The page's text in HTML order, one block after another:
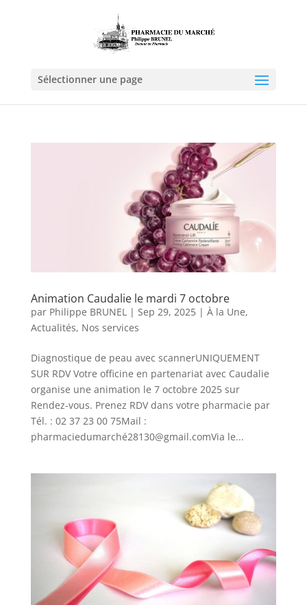
Sélectionner une page
Animation Caudalie le mardi 7 octobre
par Philippe BRUNEL| Sep 29, 2025| À la Une,
Actualités, Nos services
Diagnostique de peau avec scannerUNIQUEMENT
SUR RDV Votre officine en partenariat avec Caudalie
organise une animation le 7 octobre 2025 sur
Rendez-vous. Prenez RDV dans votre pharmacie par
Tél. : 02 37 23 00 75Mail :
pharmaciedumarché28130@gmail.comVia le...